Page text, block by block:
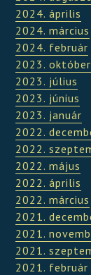
2024. április
2024. március
2024. február
2023. október
2023. július
2023. június
2023. január
2022.
2022.
2022. május
2022. április
2022. március
2021.
2021.
2021.
2021. február